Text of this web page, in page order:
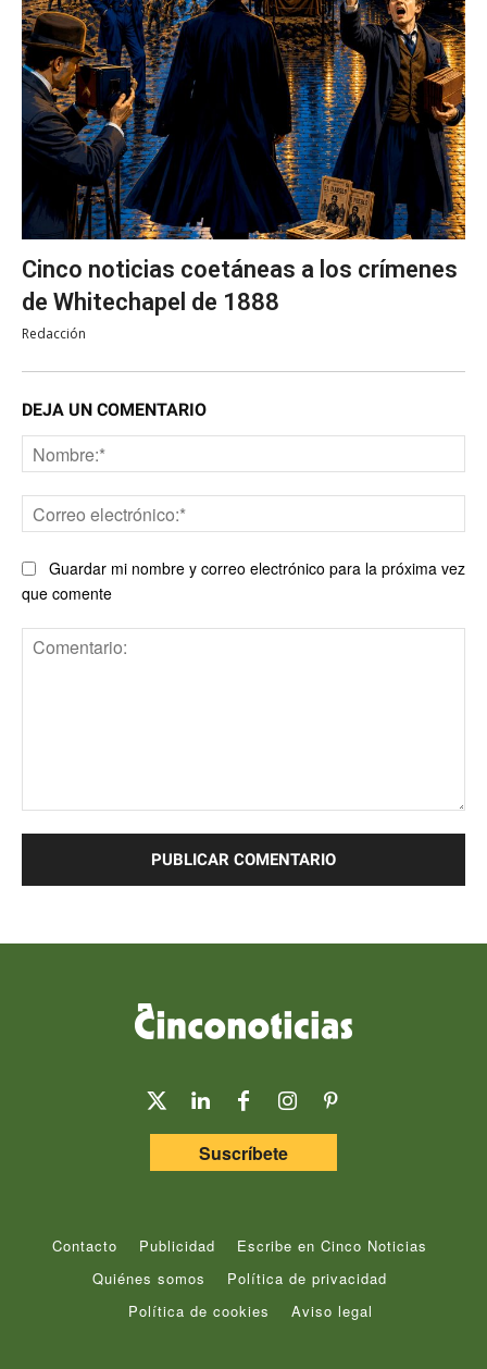
Cinco noticias coetáneas a los crímenes
de Whitechapel de 1888
Redacción
DEJA UN COMENTARIO
Guardar mi nombre y correo electrónico para la próxima vez
que comente
Suscríbete
Contacto Publicidad
Escribe en Cinco Noticias
Quiénes somos
Política de privacidad
Política de cookies
Aviso legal